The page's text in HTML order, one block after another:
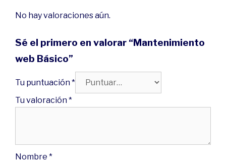
No hay valoraciones aún.
Sé el primero en valorar “Mantenimiento
web Básico”
Tu puntuación*
Tu valoración*
Nombre *